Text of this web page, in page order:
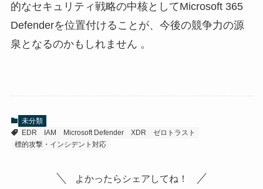
的なセキュリティ戦略の中核としてMicrosoft 365
Defenderを位置付けることが、今後の競争力の源
泉となるのかもしれません 。
未分類
EDR
IAM Microsoft Defender XDR
ゼロトラスト
標的攻撃・インシデント対応
よかったらシェアしてね！